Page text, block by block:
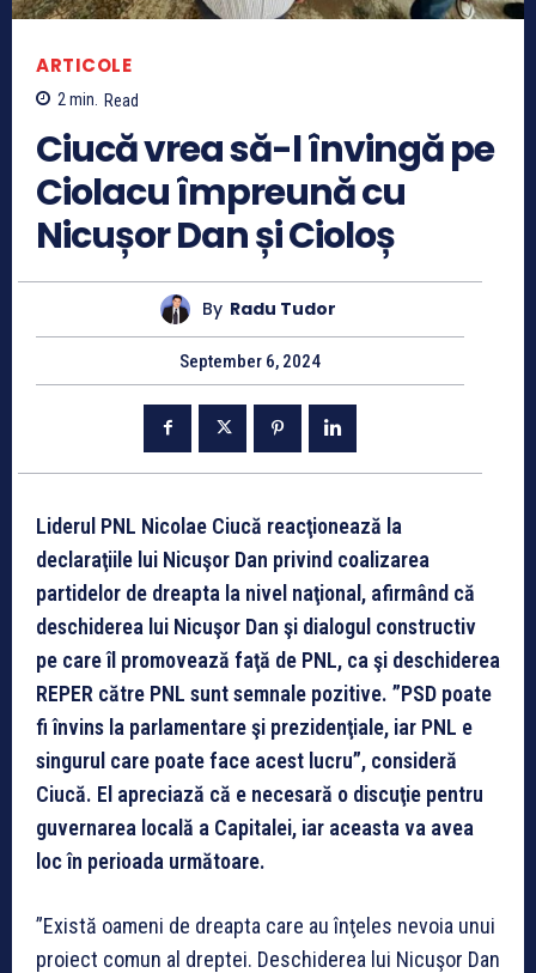
ARTICOLE
2min. Read
Ciucă vrea să-l învingă pe
Ciolacu împreună cu
Nicușor Dan și Cioloș
By Radu Tudor
September 6, 2024
Liderul PNL Nicolae Ciucă reacţionează la
declaraţiile lui Nicuşor Dan privind coalizarea
partidelor de dreapta la nivel naţional, afirmând că
deschiderea lui Nicuşor Dan şi dialogul constructiv
pe care îl promovează faţă de PNL, ca şi deschiderea
REPER către PNL sunt semnale pozitive. ”PSD poate
fi învins la parlamentare şi prezidenţiale, iar PNL e
singurul care poate face acest lucru”, consideră
Ciucă. El apreciază că e necesară o discuţie pentru
guvernarea locală a Capitalei, iar aceasta va avea
loc în perioada următoare.
”Există oameni de dreapta care au înţeles nevoia unui
proiect comun al dreptei. Deschiderea lui Nicuşor Dan